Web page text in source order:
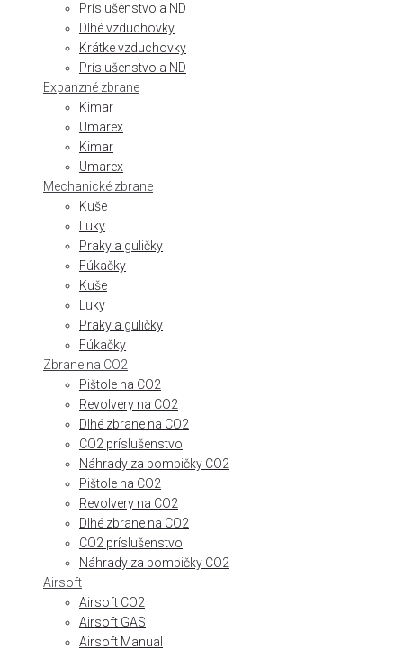
Príslušenstvo a ND
Dlhé vzduchovky
Krátke vzduchovky
Príslušenstvo a ND
Expanzné zbrane
Kimar
Umarex
Kimar
Umarex
Mechanické zbrane
Kuše
Luky
Praky a guličky
Fúkačky
Kuše
Luky
Praky a guličky
Fúkačky
Zbrane na CO2
Pištole na CO2
Revolvery na CO2
Dlhé zbrane na CO2
CO2 príslušenstvo
Náhrady za bombičky CO2
Pištole na CO2
Revolvery na CO2
Dlhé zbrane na CO2
CO2 príslušenstvo
Náhrady za bombičky CO2
Airsoft
Airsoft CO2
Airsoft GAS
Airsoft Manual